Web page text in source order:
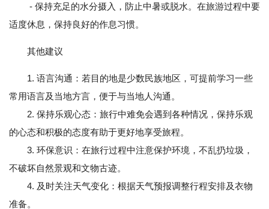
- 保持充足的水分摄入，防止中暑或脱水。在旅游过程中要
适度休息，保持良好的作息习惯。
其他建议
1. 语言沟通：若目的地是少数民族地区，可提前学习一些
常用语言及当地方言，便于与当地人沟通。
2. 保持乐观心态：旅行中难免会遇到各种情况，保持乐观
的心态和积极的态度有助于更好地享受旅程。
3. 环保意识：在旅行过程中注意保护环境，不乱扔垃圾，
不破坏自然景观和文物古迹。
4. 及时关注天气变化：根据天气预报调整行程安排及衣物
准备。